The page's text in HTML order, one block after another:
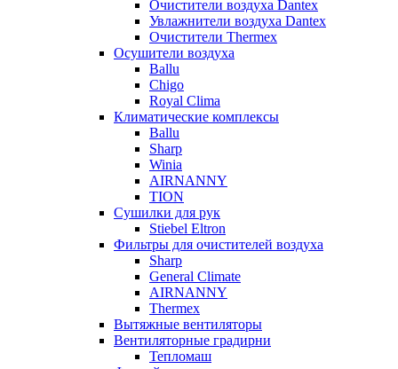
Очистители воздуха Dantex
Увлажнители воздуха Dantex
Очистители Thermex
Осушители воздуха
Ballu
Chigo
Royal Clima
Климатические комплексы
Ballu
Sharp
Winia
AIRNANNY
TION
Сушилки для рук
Stiebel Eltron
Фильтры для очистителей воздуха
Sharp
General Climate
AIRNANNY
Thermex
Вытяжные вентиляторы
Вентиляторные градирни
Тепломаш